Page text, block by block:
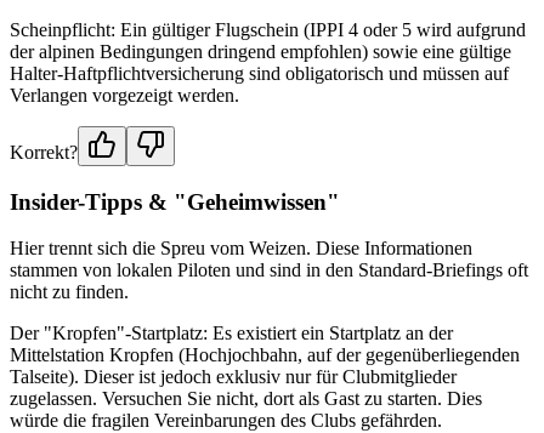
Scheinpflicht: Ein gültiger Flugschein (IPPI 4 oder 5 wird aufgrund
der alpinen Bedingungen dringend empfohlen) sowie eine gültige
Halter-Haftpflichtversicherung sind obligatorisch und müssen auf
Verlangen vorgezeigt werden.
Korrekt?
Insider-Tipps & "Geheimwissen"
Hier trennt sich die Spreu vom Weizen. Diese Informationen
stammen von lokalen Piloten und sind in den Standard-Briefings oft
nicht zu finden.
Der "Kropfen"-Startplatz: Es existiert ein Startplatz an der
Mittelstation Kropfen (Hochjochbahn, auf der gegenüberliegenden
Talseite). Dieser ist jedoch exklusiv nur für Clubmitglieder
zugelassen. Versuchen Sie nicht, dort als Gast zu starten. Dies
würde die fragilen Vereinbarungen des Clubs gefährden.